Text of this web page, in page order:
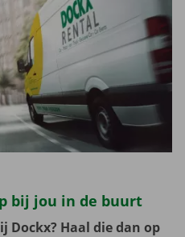
bij jou in de buurt
Dockx? Haal die dan op